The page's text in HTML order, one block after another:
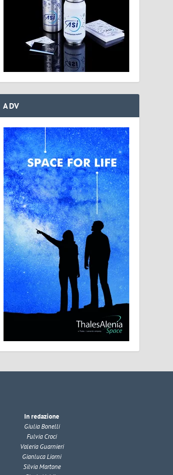
ADV
In redazione
Giulia Bonelli
Fulvia Croci
Valeria Guarnieri
Gianluca Liorni
Silvia Martone